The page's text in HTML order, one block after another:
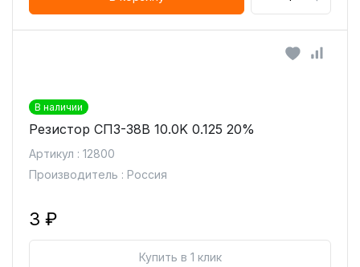
В наличии
Резистор СП3-38В 10.0K 0.125 20%
Артикул : 12800
Производитель : Россия
3 ₽
Купить в 1 клик